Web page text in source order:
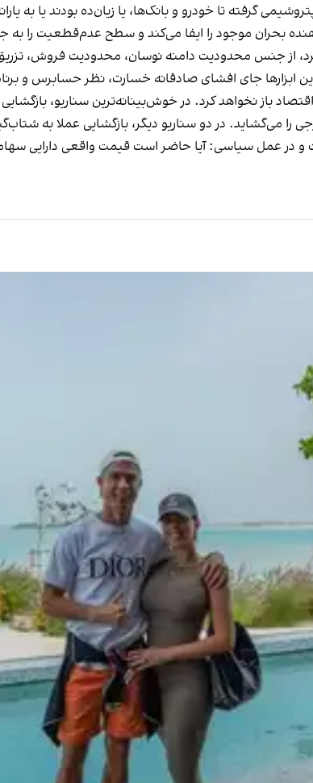
گرفته تا خودرو و بانک‌ها، یا زیان‌ده بودند یا به
بحران موجود را ایفا می‌کند و سطح عدم‌قطعیت را به
از جنس محدودیت دامنه‌ نوسان، محدودیت فروش،
ابزارها جای افشای صادقانه‌ خسارت، نظر حسابرس و
باز نخواهد کرد. در خوش‌بینانه‌ترین سناریو،
می‌گشاید. در دو سناریو دیگر، بازگشایی عملا به
سیاسی: آیا حاضر است قیمت واقعی دارایی